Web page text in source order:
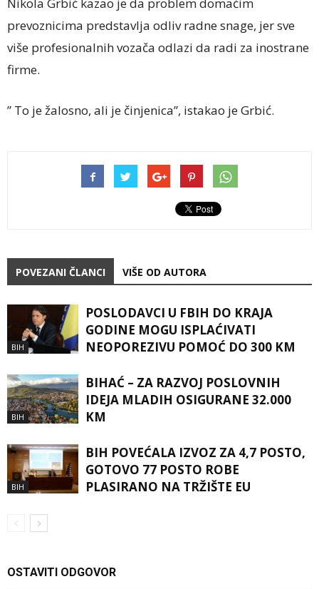
Nikola Grbić kazao je da problem domaćim
prevoznicima predstavlja odliv radne snage, jer sve
više profesionalnih vozača odlazi da radi za inostrane
firme.
” To je žalosno, ali je činjenica”, istakao je Grbić.
POVEZANI ČLANCI VIŠE OD AUTORA
BIH
POSLODAVCI U FBIH DO KRAJA
GODINE MOGU ISPLAĆIVATI
NEOPOREZIVU POMOĆ DO 300 KM
BIH
BIHAĆ – ZA RAZVOJ POSLOVNIH
IDEJA MLADIH OSIGURANE 32.000
KM
BIH
BIH POVEĆALA IZVOZ ZA 4,7 POSTO,
GOTOVO 77 POSTO ROBE
PLASIRANO NA TRŽIŠTE EU
OSTAVITI ODGOVOR